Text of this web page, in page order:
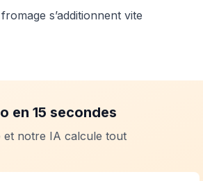
s’additionnent vite
en 15 secondes
et notre IA calcule tout